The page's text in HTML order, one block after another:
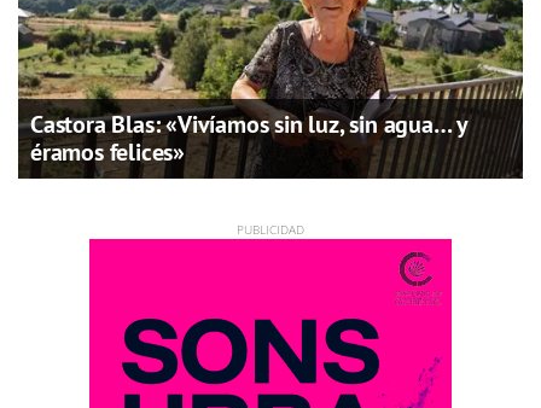
Castora Blas: «Vivíamos sin luz, sin agua… y
éramos felices»